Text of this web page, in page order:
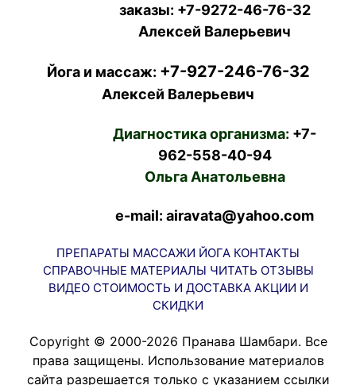
заказы: +7-9272-46-76-32
Алексей Валерьевич
Йога и массаж: +7-927-246-76-32
Алексей Валерьевич
Диагностика организма: +7-
962-558-40-94
Ольга Анатольевна
e-mail: airavata@yahoo.com
ПРЕПАРАТЫ МАССАЖИ ЙОГА КОНТАКТЫ
СПРАВОЧНЫЕ МАТЕРИАЛЫ ЧИТАТЬ ОТЗЫВЫ
ВИДЕО СТОИМОСТЬ И ДОСТАВКА АКЦИИ И
СКИДКИ
Copyright © 2000-2026 Пранава Шамбари. Все
права защищены. Использование материалов
сайта разрешается только с указанием ссылки